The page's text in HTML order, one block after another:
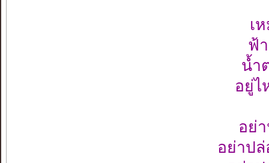
เ
ฟ้
น้ำ
อยู่ไ
อย่
อย่าป